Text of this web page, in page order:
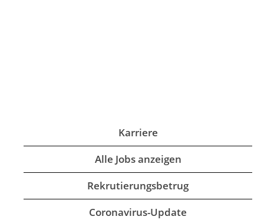
Karriere
Alle Jobs anzeigen
Rekrutierungsbetrug
Coronavirus-Update